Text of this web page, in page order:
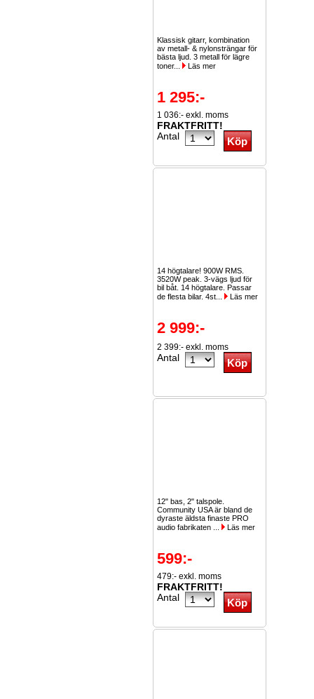
Klassisk gitarr, kombination
av metall- & nylonsträngar för
bästa ljud. 3 metall för lägre
toner...
Läs mer
1 295:-
1 036:- exkl. moms
FRAKTFRITT!
Antal
14 högtalare! 900W RMS.
3520W peak. 3-vägs ljud för
bil båt. 14 högtalare. Passar
de flesta bilar. 4st...
Läs mer
2 999:-
2 399:- exkl. moms
Antal
12" bas, 2" talspole.
Community USA är bland de
dyraste äldsta finaste PRO
audio fabrikaten ...
Läs mer
599:-
479:- exkl. moms
FRAKTFRITT!
Antal